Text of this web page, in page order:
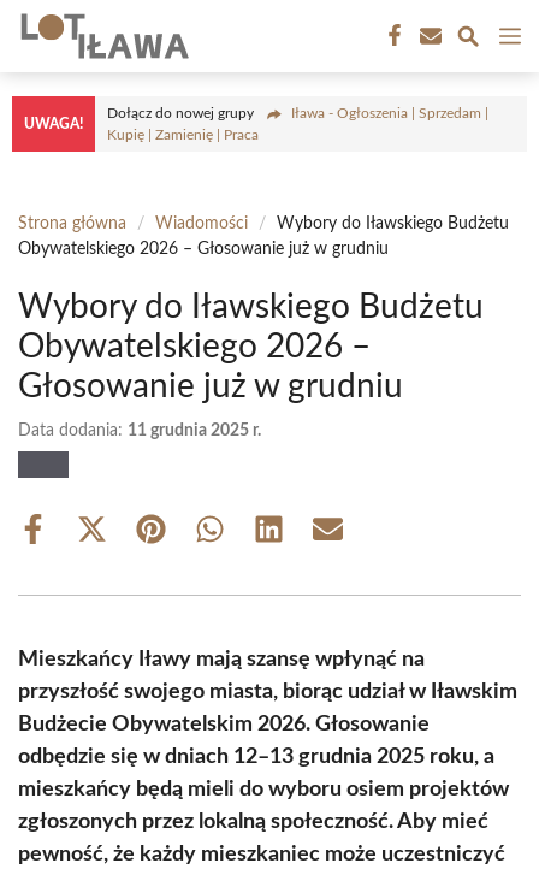
Przejdź
treści
UWAGA!
Dołącz do nowej grupy
Iława - Ogłoszenia | Sprzedam |
Kupię | Zamienię | Praca
Strona główna / Wiadomości /
Wybory do Iławskiego Budżetu
Obywatelskiego 2026 – Głosowanie już w grudniu
Wybory do Iławskiego Budżetu
Obywatelskiego 2026 –
Głosowanie już w grudniu
Data dodania: 11 grudnia 2025 r.
Share
Share
(Twitter)
Share Share Share Share
Mieszkańcy Iławy mają szansę wpłynąć na
przyszłość swojego miasta, biorąc udział w Iławskim
Budżecie Obywatelskim 2026. Głosowanie
odbędzie się w dniach 12–13 grudnia 2025 roku, a
mieszkańcy będą mieli do wyboru osiem projektów
zgłoszonych przez lokalną społeczność. Aby mieć
pewność, że każdy mieszkaniec może uczestniczyć